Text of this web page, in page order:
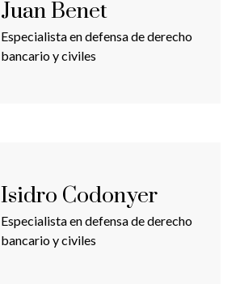
Juan Benet
Especialista en defensa de derecho
bancario y civiles
Isidro Codonyer
Especialista en defensa de derecho
bancario y civiles